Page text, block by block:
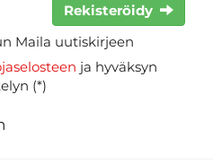
Rekisteröidy
Maila uutiskirjeen
ja hyväksyn
(*)